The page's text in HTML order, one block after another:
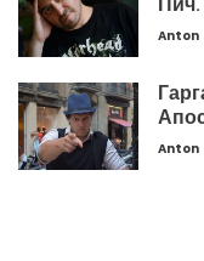
Anton
Anton